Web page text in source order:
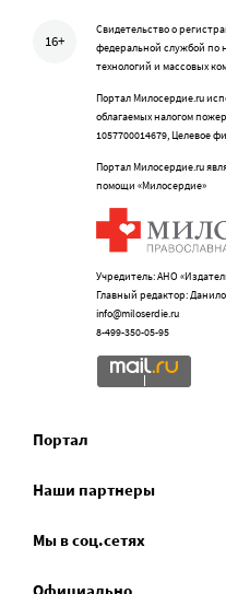
16+
Свидетельство о
федеральной службой по
технологий и массовых
Портал Милосердие.ru
облагаемых налогом
1057700014679, Целевое
Портал Милосердие.ru
помощи «Милосердие»
Учредитель: АНО
Главный редактор:
info@miloserdie.ru
8-499-350-05-95
Портал
Наши партнеры
Мы в соц.сетях